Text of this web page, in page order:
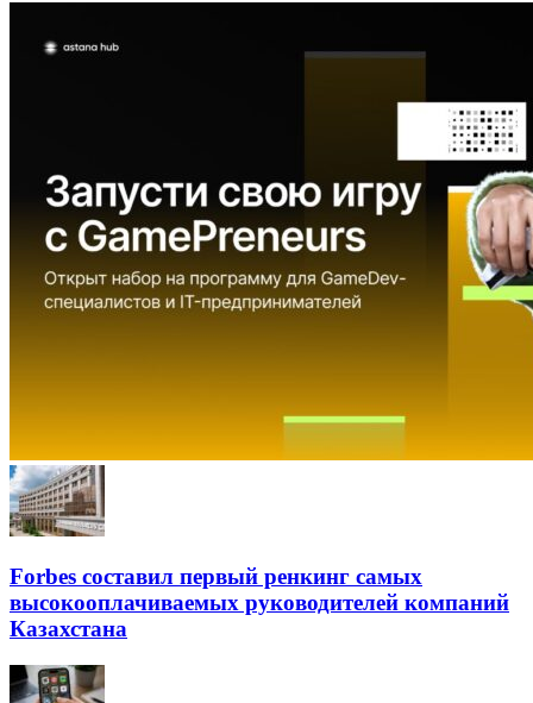
Forbes составил первый ренкинг самых
высокооплачиваемых руководителей компаний
Казахстана